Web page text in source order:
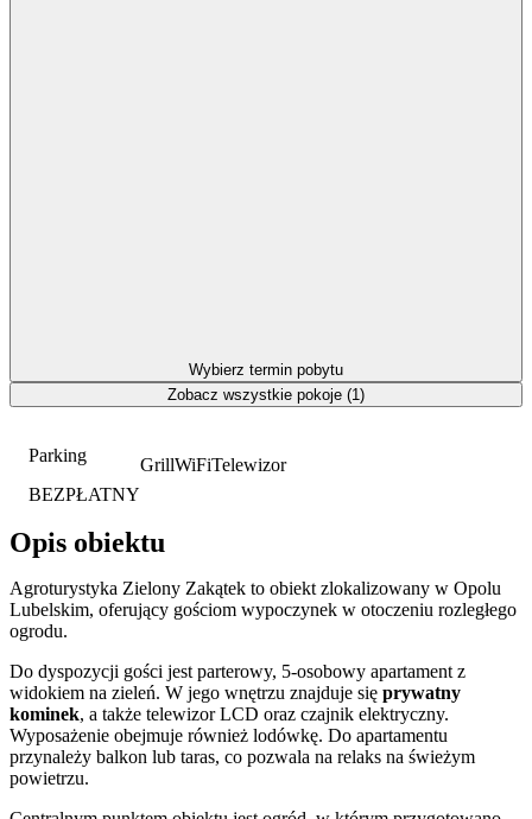
Parking
BEZPŁATNY
GrillWiFiTelewizor
Opis obiektu
Agroturystyka Zielony Zakątek to obiekt zlokalizowany w Opolu
Lubelskim, oferujący gościom wypoczynek w otoczeniu rozległego
ogrodu.
Do dyspozycji gości jest parterowy, 5-osobowy apartament z
widokiem na zieleń. W jego wnętrzu znajduje się prywatny
kominek, a także telewizor LCD oraz czajnik elektryczny.
Wyposażenie obejmuje również lodówkę. Do apartamentu
przynależy balkon lub taras, co pozwala na relaks na świeżym
powietrzu.
Wybierz termin pobytu
Zobacz wszystkie pokoje (1)